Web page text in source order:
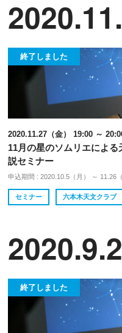
終了しました
2020.11.27（金） 19:00 ～
11月の星のソムリエによ
説セミナー
申込期間 : 2020.10.5（月） ～ 11.26（
セミナー 六本木天文クラブ
終了しました